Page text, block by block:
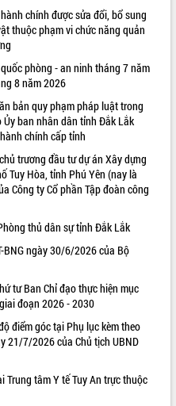
chính được sửa đổi, bổ sung
thuộc phạm vi chức năng quản
phòng - an ninh tháng 7 năm
8 năm 2026
bản quy phạm pháp luật trong
ban nhân dân tỉnh Đắk Lắk
chính cấp tỉnh
trương đầu tư dự án Xây dựng
Tuy Hòa, tỉnh Phú Yên (nay là
Công ty Cổ phần Tập đoàn công
thủ dân sự tỉnh Đắk Lắk
ngày 30/6/2026 của Bộ
tư Ban Chỉ đạo thực hiện mục
đoạn 2026 - 2030
điểm góc tại Phụ lục kèm theo
21/7/2026 của Chủ tịch UBND
Trung tâm Y tế Tuy An trực thuộc